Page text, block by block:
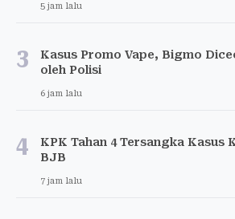
5 jam lalu
3
Kasus Promo Vape, Bigmo
oleh Polisi
6 jam lalu
4
KPK Tahan 4 Tersangka Kasus
BJB
7 jam lalu